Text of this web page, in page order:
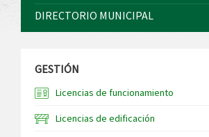
DIRECTORIO MUNICIPAL
GESTIÓN
Licencias de funcionamiento
Licencias de edificación